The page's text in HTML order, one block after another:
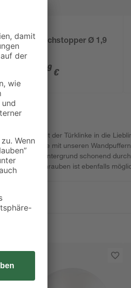
Rutschstopper Ø 1,9
59 €
und knallt mit der Türklinke in die
Sie Abhilfe mit unseren
und für den Untergrund schonend
mit Schrauben ist ebenfalls